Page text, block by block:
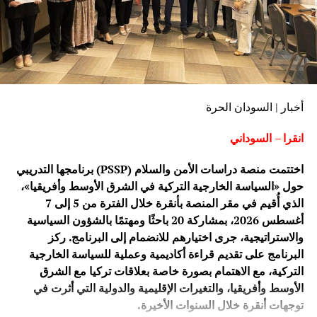
أخبار | السودان الحرة
انقرا – السوداني
اختتمت منصة دراسات الأمن والسلام (PSSP) برنامجها التدريبي
حول «السياسة الخارجية التركية في الشرق الأوسط وأفريقيا»،
الذي أُقيم في مقر المنصة بأنقرة خلال الفترة من 5 إلى 7
أغسطس 2026، بمشاركة 20 باحثًا ومهتمًا بالشؤون السياسية
والاستراتيجية، جرى اختيارهم للانضمام إلى البرنامج. ركز
البرنامج على تقديم قراءة أكاديمية وعملية للسياسة الخارجية
التركية، مع الاهتمام بصورة خاصة بعلاقات تركيا مع الشرق
الأوسط وأفريقيا، والتغيرات الإقليمية والدولية التي أثرت في
توجهات أنقرة خلال السنوات الأخيرة.